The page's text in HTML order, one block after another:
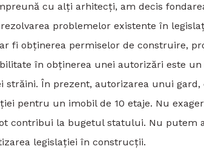
cu alți arhitecți, am decis
problemelor existente în
fi obținerea permiselor de construire,
în obținerea unei autorizări este
străini. În prezent, autorizarea unui
pentru un imobil de 10 etaje. Nu
contribui la bugetul statului. Nu putem
legislației în construcții.